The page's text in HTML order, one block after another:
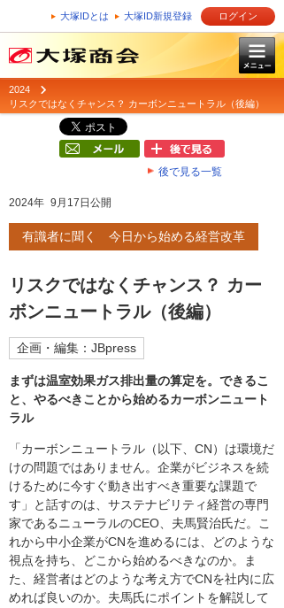
大塚IDとは 大塚ID新規登録 ログイン
2024
リスクではなくチャンス？ カーボンニュートラル（後編）
後で見る一覧
2024年 9月17日公開
有識者に聞く 今日から始める経営改革
リスクではなくチャンス？ カー
ボンニュートラル（後編）
企画・編集：JBpress
まずは温室効果ガス排出量の算定を。できるこ
と、やるべきことから始めるカーボンニュート
ラル
「カーボンニュートラル（以下、CN）は環境だ
けの問題ではありません。企業がビジネスを続
けるために今すぐ動き出すべき重要な課題で
す」と話すのは、サステナビリティ経営の専門
家であるニューラルのCEO、夫馬賢治氏だ。こ
れから中小企業がCNを進めるには、どのような
視点を持ち、どこから始めるべきなのか。ま
た、経営者はどのような考え方でCNを社内に広
めれば良いのか。夫馬氏にポイントを解説して